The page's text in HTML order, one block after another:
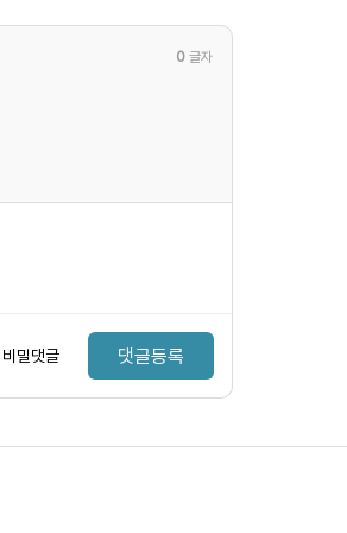
0 글자
비밀댓글 댓글등록